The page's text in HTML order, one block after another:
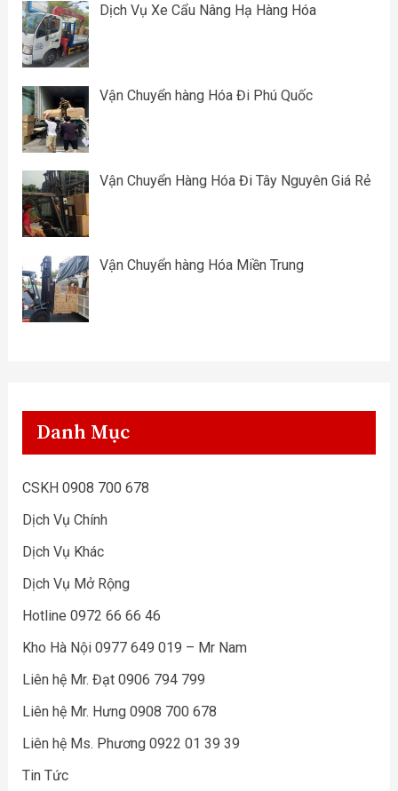
Dịch Vụ Xe Cẩu Nâng Hạ Hàng Hóa
Vận Chuyển hàng Hóa Đi Phú Quốc
Vận Chuyển Hàng Hóa Đi Tây Nguyên Giá Rẻ
Vận Chuyển hàng Hóa Miền Trung
Danh Mục
CSKH 0908 700 678
Dịch Vụ Chính
Dịch Vụ Khác
Dịch Vụ Mở Rộng
Hotline 0972 66 66 46
Kho Hà Nội 0977 649 019 – Mr Nam
Liên hệ Mr. Đạt 0906 794 799
Liên hệ Mr. Hưng 0908 700 678
Liên hệ Ms. Phương 0922 01 39 39
Tin Tức